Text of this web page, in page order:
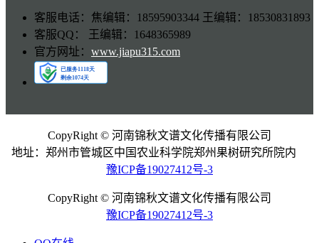
客服电话：焦编辑：18595903344 王编辑：18530831893
客服QQ： 王编辑：1648365989
官方网址： www.jiapu315.com
CopyRight © 河南锦秋文谱文化传播有限公司
地址：郑州市管城区中国农业科学院郑州果树研究所院内
豫ICP备19027412号-3
CopyRight © 河南锦秋文谱文化传播有限公司
豫ICP备19027412号-3